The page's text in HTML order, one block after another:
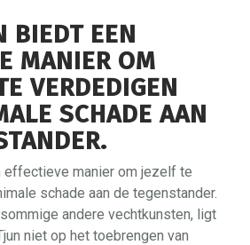
BIEDT EEN
MANIER OM
VERDEDIGEN
SCHADE AAN
effectieve manier om jezelf te
schade aan de tegenstander.
andere vechtkunsten, ligt
niet op het toebrengen van